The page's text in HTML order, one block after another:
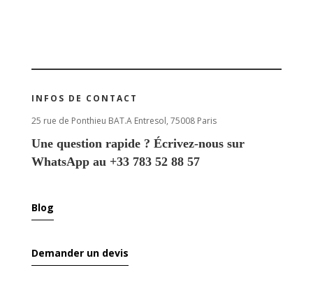
INFOS DE CONTACT
25 rue de Ponthieu BAT.A Entresol, 75008 Paris
Une question rapide ? Écrivez-nous sur
WhatsApp au +33 783 52 88 57
Blog
Demander un devis